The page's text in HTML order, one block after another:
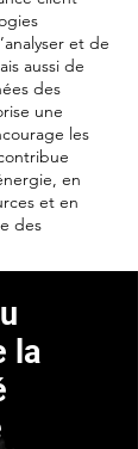
et de
aussi de
des
une
les
en
et en
des
la